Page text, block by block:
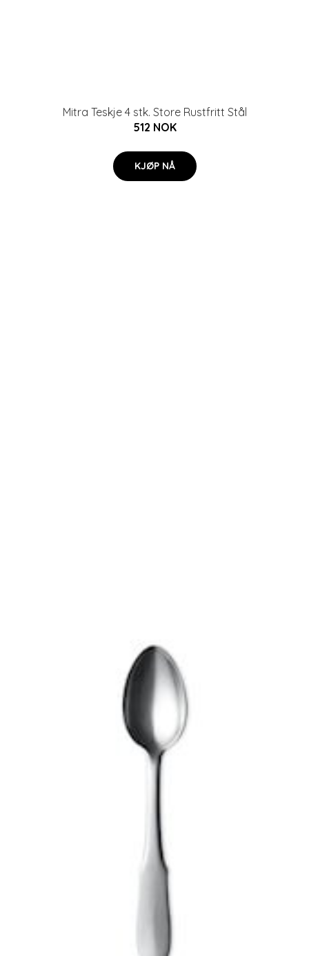
Mitra Teskje 4 stk. Store Rustfritt Stål
512 NOK
KJØP NÅ